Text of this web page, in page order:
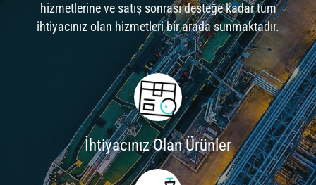
hizmetlerine ve satış sonrası desteğe kadar tüm
ihtiyacınız olan hizmetleri bir arada sunmaktadır.
İhtiyacınız Olan Ürünler